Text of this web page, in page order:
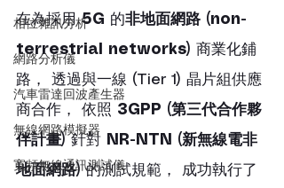
相位雜訊分析
網路分析儀
汽車雷達回波產生器
無線網路模擬器
寬頻無線通訊測試儀
在為採用 5G 的非地面網路 (non-
terrestrial networks) 商業化鋪
路， 透過與一線 (Tier 1) 晶片組供應
商合作， 依照 3GPP (第三代合作夥
伴計畫) 針對 NR-NTN (新無線電非
地面網路) 的測試規範， 成功執行了